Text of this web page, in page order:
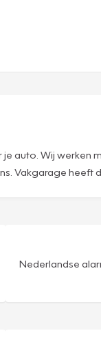
auto. Wij
Vakgarage
Nederlandse